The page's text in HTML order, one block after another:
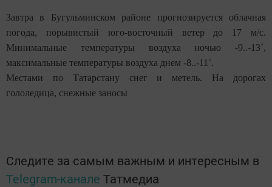
Завтра в Бугульминском районе прогнозируется облачная
погода, порывистый юго-восточный ветер до 17 м/с.
Минимальные температуры воздуха ночью -9..-13˚,
максимальные температуры воздуха днем -8..-11˚.
Местами по Татарстану снег и метель. На дорогах
гололедица, снежные заносы
Следите за самым важным и интересным в
Telegram-канале Татмедиа